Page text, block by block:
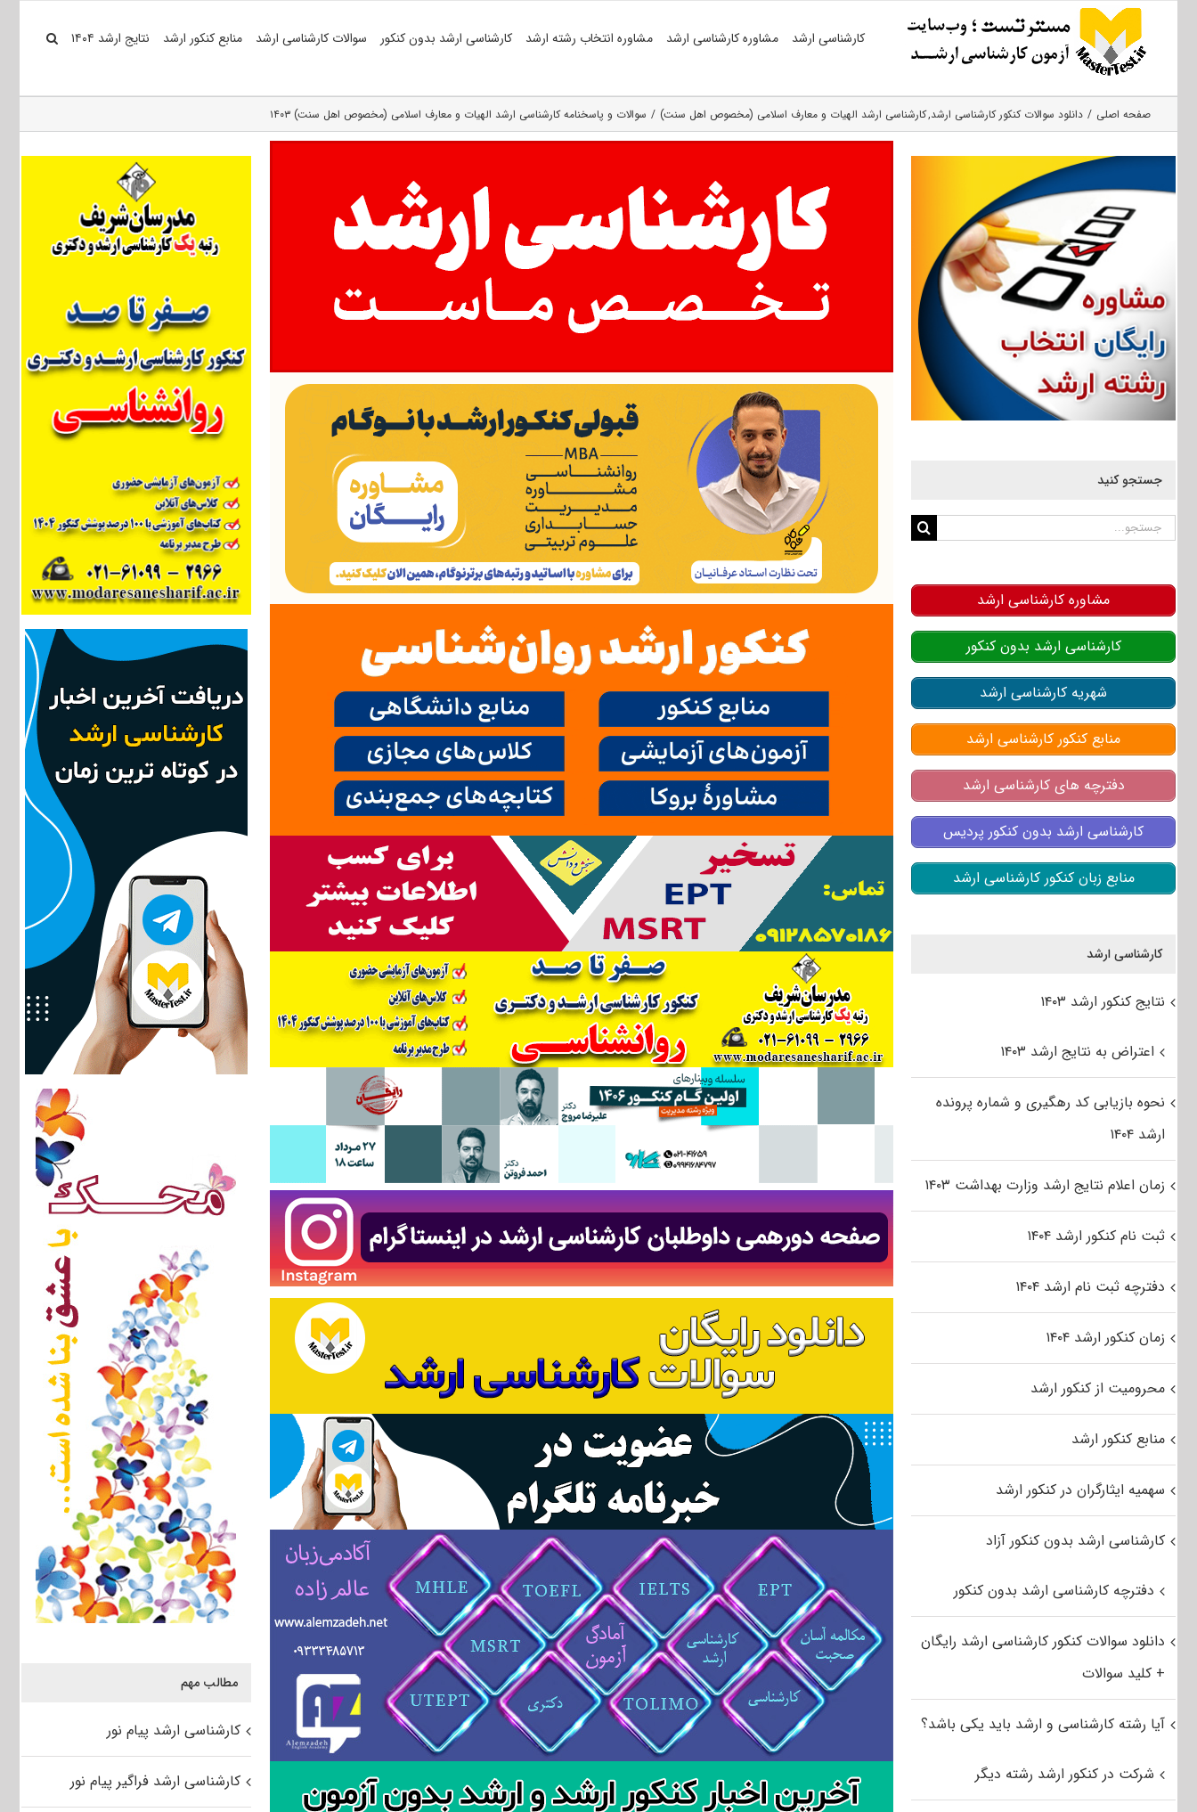
کارشناسی ارشد مشاوره کارشناسی ارشد مشاوره انتخاب رشته ارشد کارشناسی ارشد بدون کنکور سوالات کارشناسی ارشد منابع کنکور ارشد نتایج ارشد ۱۴۰۴
صفحه اصلی دانلود سوالات کنکور کارشناسی ارشد کارشناسی ارشد الهیات و معارف اسلامی (مخصوص اهل سنت) سوالات و پاسخنامه کارشناسی ارشد الهیات و معارف اسلامی (مخصوص اهل سنت) ۱۴۰۳
مطالب مهم
کارشناسی ارشد پیام نور
کارشناسی ارشد فراگیر پیام نور
جستجو کنید
جستجو
مشاوره کارشناسی ارشد
کارشناسی ارشد بدون کنکور
شهریه کارشناسی ارشد
منابع کنکور کارشناسی ارشد
دفترچه های کارشناسی ارشد
کارشناسی ارشد بدون کنکور پردیس
منابع زبان کنکور کارشناسی ارشد
کارشناسی ارشد
نتایج کنکور ارشد ۱۴۰۳
اعتراض به نتایج ارشد ۱۴۰۳
نحوه بازیابی کد رهگیری و شماره پرونده
ارشد ۱۴۰۴
زمان اعلام نتایج ارشد وزارت بهداشت ۱۴۰۳
ثبت نام کنکور ارشد ۱۴۰۴
دفترچه ثبت نام ارشد ۱۴۰۴
زمان کنکور ارشد ۱۴۰۴
محرومیت از کنکور ارشد
منابع کنکور ارشد
سهمیه ایثارگران در کنکور ارشد
کارشناسی ارشد بدون کنکور آزاد
دفترچه کارشناسی ارشد بدون کنکور
دانلود سوالات کنکور کارشناسی ارشد رایگان
+ کلید سوالات
آیا رشته کارشناسی و ارشد باید یکی باشد؟
شرکت در کنکور ارشد رشته دیگر